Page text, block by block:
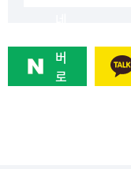
버
로